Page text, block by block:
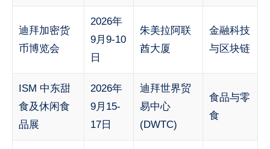
迪拜加密货
币博览会
2026年
9月9-10
日
朱美拉阿联
酋大厦
金融科技
与区块链
ISM 中东甜
食及休闲食
品展
2026年
9月15-
17日
迪拜世界贸
易中心
(DWTC)
食品与零
食